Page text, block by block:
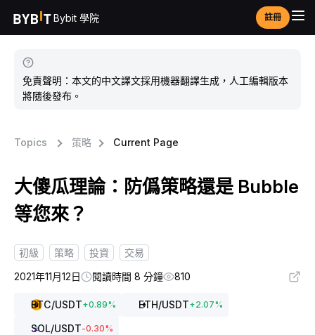
Bybit 學院 註冊
免責聲明：本文的中文譯文採用機器翻譯生成，人工編輯版本
將隨後發布。
Topics 策略 Current Page
大傻瓜理論：防僞策略還是 Bubble
等您來？
初級 策略 投資
交易
2021年11月12日
閱讀時間 8 分鐘 810
BTC/USDT+0.89% ETH/USDT+2.07%
SOL/USDT-0.30%